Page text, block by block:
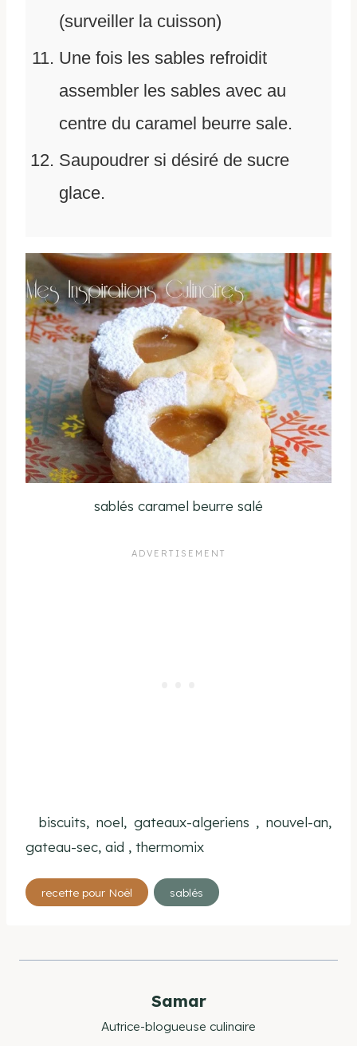
(surveiller la cuisson)
Une fois les sables refroidit
assembler les sables avec au
centre du caramel beurre sale.
Saupoudrer si désiré de sucre
glace.
sablés caramel beurre salé
biscuits, noel, gateaux-algeriens , nouvel-an,
gateau-sec, aid , thermomix
Étiquettes
de
publication :
recette pour Noël sablés
Samar
Autrice-blogueuse culinaire